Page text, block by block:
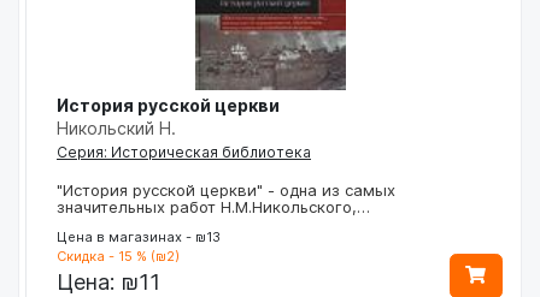
История русской церкви
Никольский Н.
Серия: Историческая библиотека
"История русской церкви" - одна из самых
значительных работ Н.М.Никольского,…
Цена в магазинах - ₪13
Скидка - 15 % (₪2)
Цена: ₪11